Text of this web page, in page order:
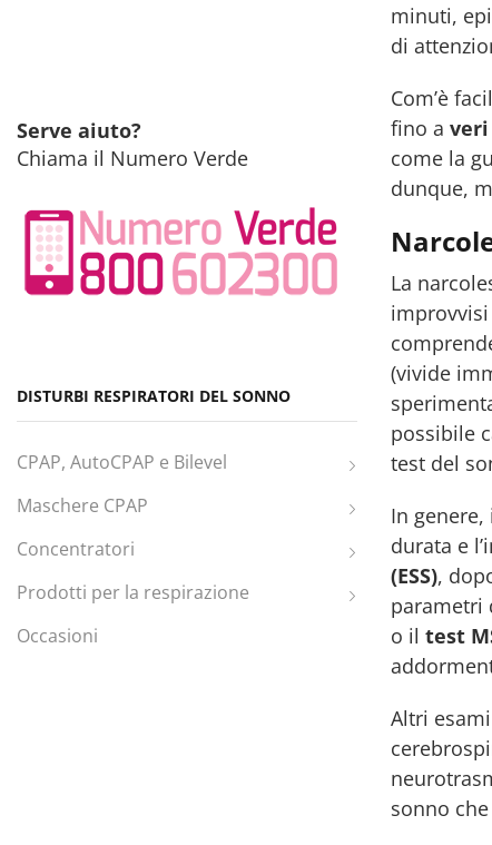
minuti,
di
Com’è
fino a
come la
dunque,
La
(vivide
possibile
test del
In
durata e
(ESS),
parametri
o il test
Altri
sonno
Serve aiuto?
Chiama il Numero Verde
DISTURBI RESPIRATORI DEL SONNO
CPAP, AutoCPAP e Bilevel
Maschere CPAP
Concentratori
Prodotti per la respirazione
Occasioni